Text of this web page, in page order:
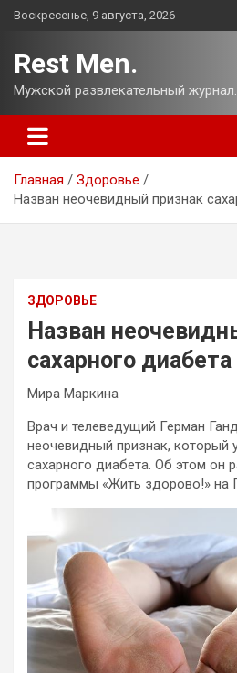
Перейти
Воскресенье, 9 августа, 2026
Rest Men.
Мужской развлекательный журнал.
Главная
Здоровье
Назван неочевидный признак
ЗДОРОВЬЕ
Назван
сахарного диабета
Мира Маркина
Врач и телеведущий Герман
неочевидный признак, который
сахарного диабета. Об этом он
программы «Жить здорово!» на